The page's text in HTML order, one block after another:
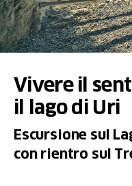
Vivere il
il lago di Uri
Escursione sul
con rientro sul